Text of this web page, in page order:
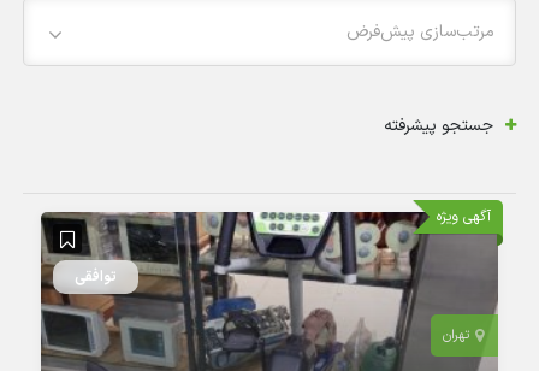
مرتب‌سازی پیش‌فرض
جستجو پیشرفته
آگهی ویژه
تهران
توافقی